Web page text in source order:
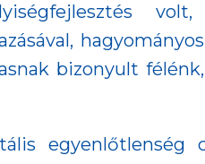
bizonyult
egyenlőtlenség